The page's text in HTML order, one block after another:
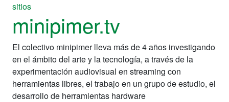
sitios
minipimer.tv
El colectivo minipimer lleva más de 4 años investigando
en el ámbito del arte y la tecnología, a través de la
experimentación audiovisual en streaming con
herramientas libres, el trabajo en un grupo de estudio, el
desarrollo de herramientas hardware